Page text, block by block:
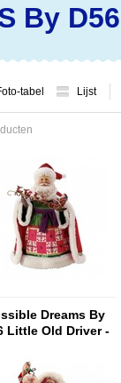
By D56
tabel Lijst
Dreams By
Little Old Driver -
Edition)